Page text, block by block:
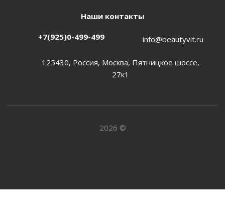
Наши контакты
+7(925)0-499-499 info@beautyvit.ru
125430, Россия, Москва, Пятницкое шоссе,
27к1
2026 ©